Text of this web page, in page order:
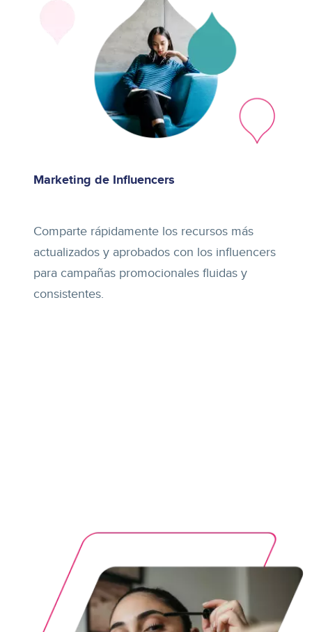
Marketing de Influencers
Comparte rápidamente los recursos más
actualizados y aprobados con los influencers
para campañas promocionales fluidas y
consistentes.